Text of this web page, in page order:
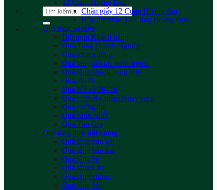
Tìm
kiếm:
12 Cung Hoàng Đạo
Chặn giấy 12 Cung Hoàng đạo
Hộp âm nhac 12 Cung Hoàng Đạo
Quà tặng sự kiện
Hội nghị Khách hàng
Quà Tặng Doanh Nghiệp
Quà khai trương
Quà tặng đối tác nước ngoài
Quà tặng khách hàng VIP
Quà 20-11
Quà 8/3 và 20-/10
Quà cưới-Kỷ niệm Ngày cưới
Quà mừng thọ
Quà Sinh Nhật
Quà Tân Gia
Quà tặng theo đối tượng
Quà tặng bạn gái
Quà tặng bạn trai
Quà tặng bé
Quà tặng Cha
Quà tặng chồng
Quà tặng Mẹ